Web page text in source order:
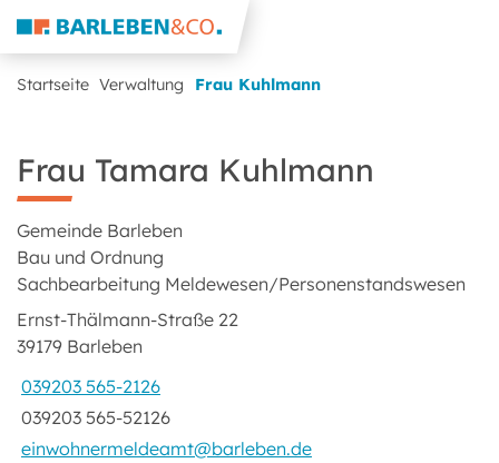
Startseite Verwaltung Frau Kuhlmann
Frau Tamara Kuhlmann
Gemeinde Barleben
Bau und Ordnung
Sachbearbeitung Meldewesen/Personenstandswesen
Ernst-Thälmann-Straße 22
39179 Barleben
039203 565-2126
039203 565-52126
einwohnermeldeamt@barleben.de